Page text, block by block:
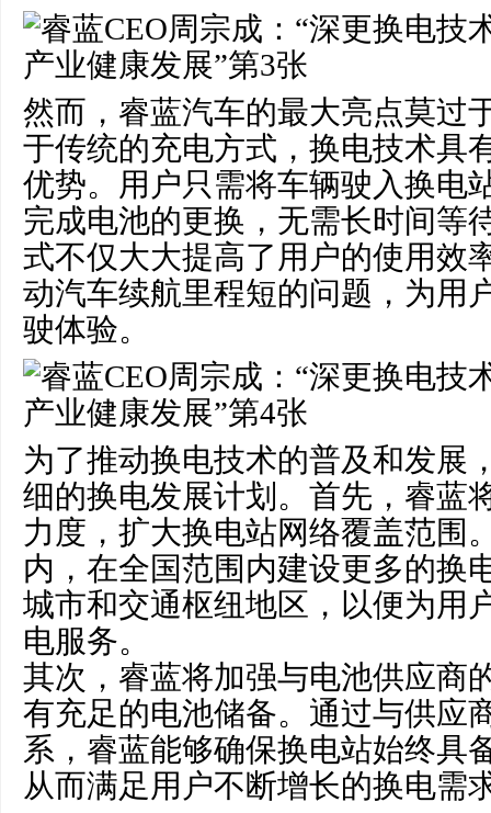
然而，睿蓝汽车的最大亮点莫过
于传统的充电方式，换电技术具
优势。用户只需将车辆驶入换电
完成电池的更换，无需长时间等
式不仅大大提高了用户的使用效
动汽车续航里程短的问题，为用
驶体验。
为了推动换电技术的普及和发展
细的换电发展计划。首先，睿蓝
力度，扩大换电站网络覆盖范围
内，在全国范围内建设更多的换
城市和交通枢纽地区，以便为用
电服务。
其次，睿蓝将加强与电池供应商
有充足的电池储备。通过与供应
系，睿蓝能够确保换电站始终具
从而满足用户不断增长的换电需